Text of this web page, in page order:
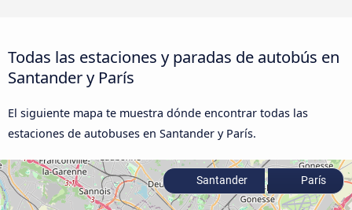
Todas las estaciones y paradas de autobús en
Santander y París
El siguiente mapa te muestra dónde encontrar todas las
estaciones de autobuses en Santander y París.
Santander París